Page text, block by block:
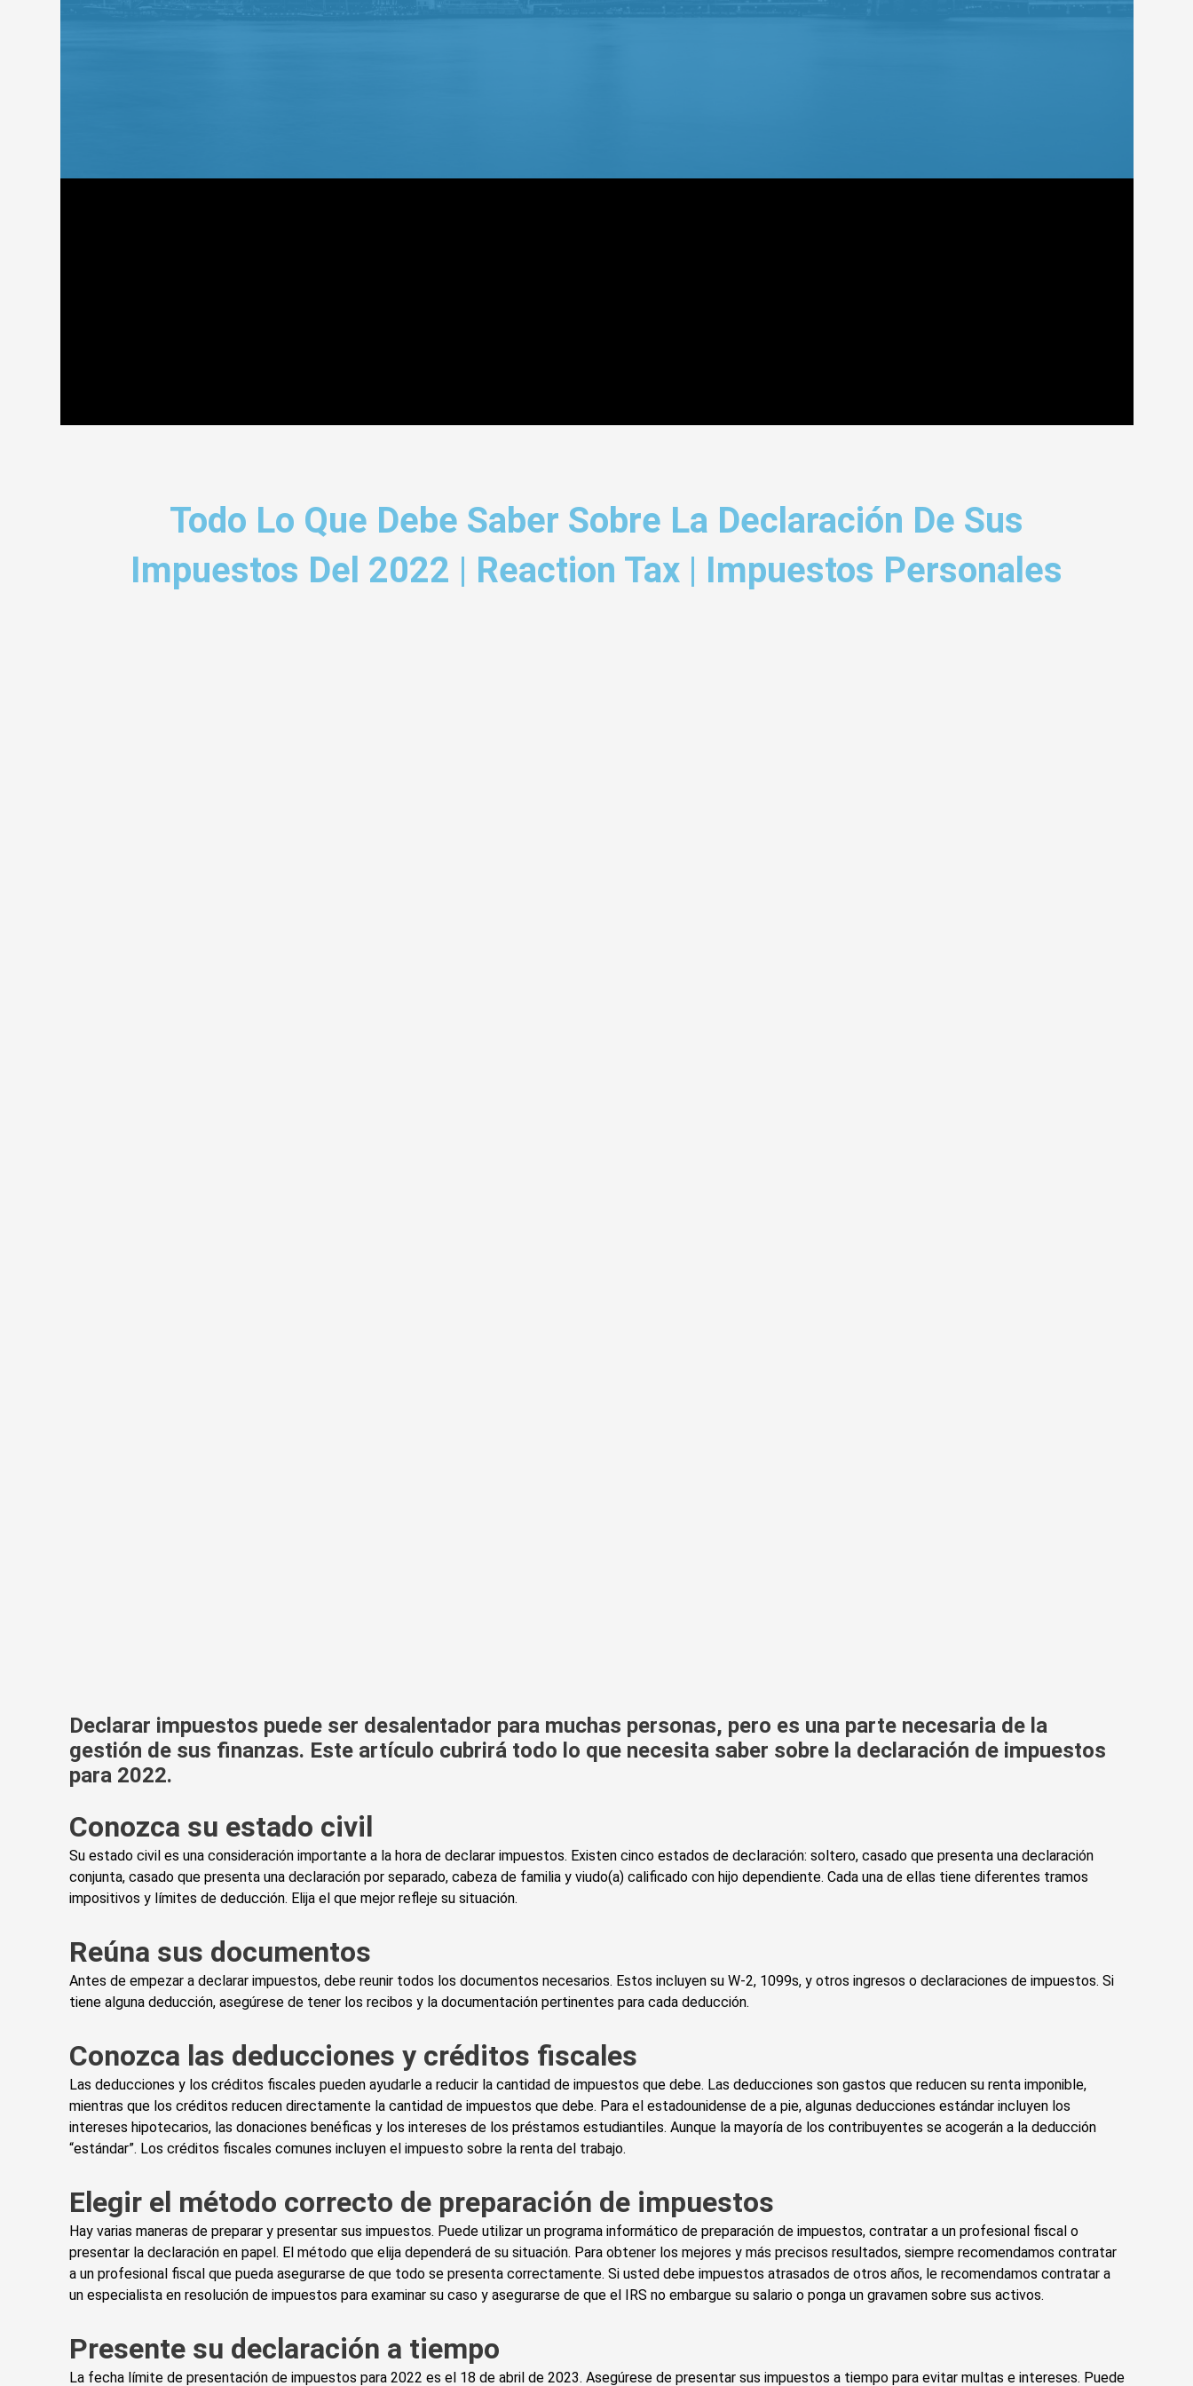
Todo Lo Que Debe Saber Sobre La Declaración De Sus
Impuestos Del 2022 | Reaction Tax | Impuestos Personales
Declarar impuestos puede ser desalentador para muchas personas, pero es una parte necesaria de la
gestión de sus finanzas. Este artículo cubrirá todo lo que necesita saber sobre la declaración de impuestos
para 2022.
Conozca su estado civil
Su estado civil es una consideración importante a la hora de declarar impuestos. Existen cinco estados de declaración: soltero, casado que presenta una declaración
conjunta, casado que presenta una declaración por separado, cabeza de familia y viudo(a) calificado con hijo dependiente. Cada una de ellas tiene diferentes tramos
impositivos y límites de deducción. Elija el que mejor refleje su situación.
Reúna sus documentos
Antes de empezar a declarar impuestos, debe reunir todos los documentos necesarios. Estos incluyen su W-2, 1099s, y otros ingresos o declaraciones de impuestos. Si
tiene alguna deducción, asegúrese de tener los recibos y la documentación pertinentes para cada deducción.
Conozca las deducciones y créditos fiscales
Las deducciones y los créditos fiscales pueden ayudarle a reducir la cantidad de impuestos que debe. Las deducciones son gastos que reducen su renta imponible,
mientras que los créditos reducen directamente la cantidad de impuestos que debe. Para el estadounidense de a pie, algunas deducciones estándar incluyen los
intereses hipotecarios, las donaciones benéficas y los intereses de los préstamos estudiantiles. Aunque la mayoría de los contribuyentes se acogerán a la deducción
“estándar”. Los créditos fiscales comunes incluyen el impuesto sobre la renta del trabajo.
Elegir el método correcto de preparación de impuestos
Hay varias maneras de preparar y presentar sus impuestos. Puede utilizar un programa informático de preparación de impuestos, contratar a un profesional fiscal o
presentar la declaración en papel. El método que elija dependerá de su situación. Para obtener los mejores y más precisos resultados, siempre recomendamos contratar
a un profesional fiscal que pueda asegurarse de que todo se presenta correctamente. Si usted debe impuestos atrasados de otros años, le recomendamos contratar a
un especialista en resolución de impuestos para examinar su caso y asegurarse de que el IRS no embargue su salario o ponga un gravamen sobre sus activos.
Presente su declaración a tiempo
La fecha límite de presentación de impuestos para 2022 es el 18 de abril de 2023. Asegúrese de presentar sus impuestos a tiempo para evitar multas e intereses. Puede